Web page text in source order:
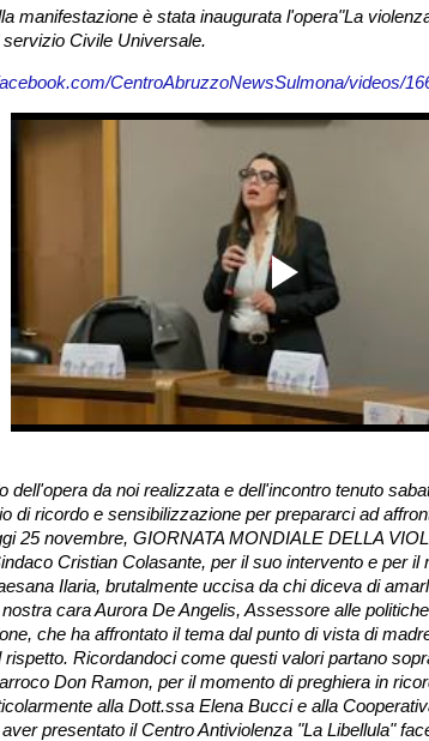
manifestazione è stata inaugurata l'opera"La
Civile Universale.
CentroAbruzzoNewsSulmona/videos/
dell'opera da noi realizzata e dell'incontro tenuto
di ricordo e sensibilizzazione per prepararci ad
25 novembre, GIORNATA MONDIALE DELLA
Cristian Colasante, per il suo intervento e per il
Ilaria, brutalmente uccisa da chi diceva di
cara Aurora De Angelis, Assessore alle
che ha affrontato il tema dal punto di vista di
rispetto. Ricordandoci come questi valori partano
Don Ramon, per il momento di preghiera in
alla Dott.ssa Elena Bucci e alla
presentato il Centro Antiviolenza "La Libellula"